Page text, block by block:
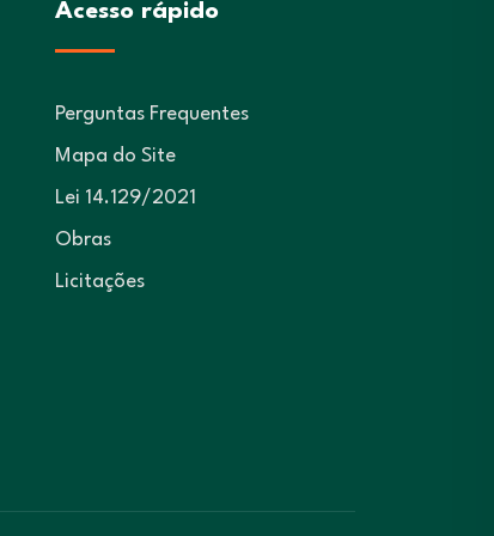
Acesso rápido
Perguntas Frequentes
Mapa do Site
Lei 14.129/2021
Obras
Licitações